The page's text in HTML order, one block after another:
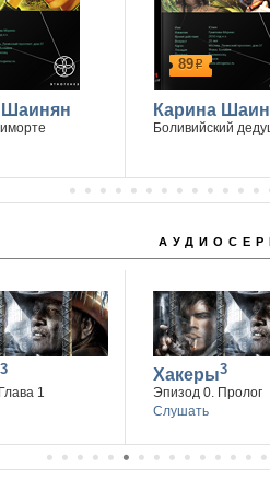
Шаинян
89р
Карина
Боливийский
3
1
Хакеры3
Эпизод 0. Пролог
Слушать